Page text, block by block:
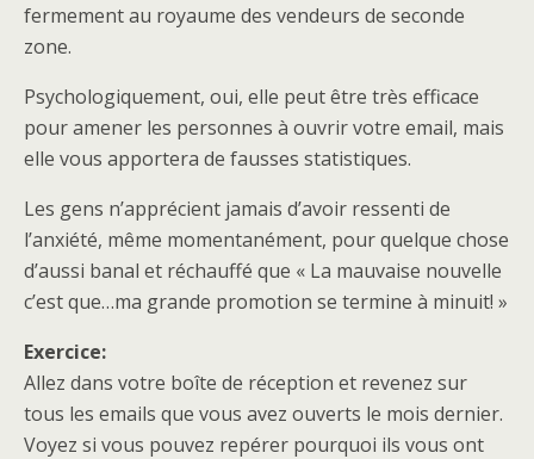
fermement au royaume des vendeurs de seconde
zone.
Psychologiquement, oui, elle peut être très efficace
pour amener les personnes à ouvrir votre email, mais
elle vous apportera de fausses statistiques.
Les gens n’apprécient jamais d’avoir ressenti de
l’anxiété, même momentanément, pour quelque chose
d’aussi banal et réchauffé que « La mauvaise nouvelle
c’est que…ma grande promotion se termine à minuit! »
Exercice:
Allez dans votre boîte de réception et revenez sur
tous les emails que vous avez ouverts le mois dernier.
Voyez si vous pouvez repérer pourquoi ils vous ont